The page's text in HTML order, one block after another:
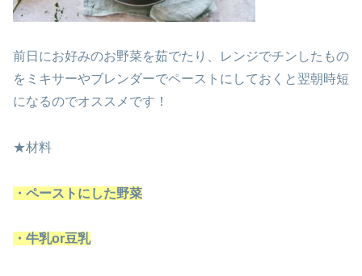
前日にお好みのお野菜を茹でたり、レンジでチンしたもの
をミキサーやブレンダーでペーストにしておくと翌朝時短
になるのでオススメです！
★材料
・ペーストにした野菜
・牛乳or豆乳